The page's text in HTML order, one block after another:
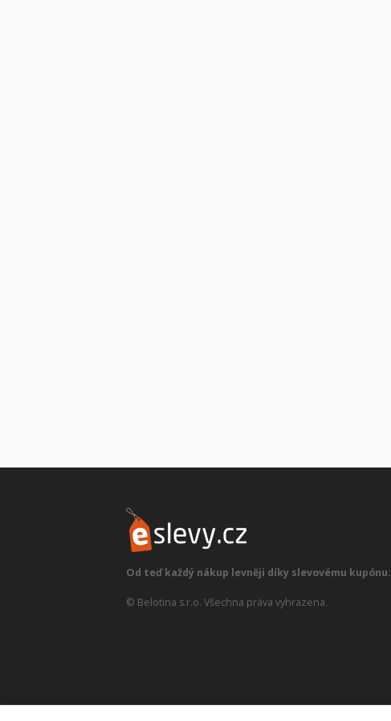
Od teď každý nákup levněji díky slevovému kupónu.
© Belotina s.r.o. Všechna práva vyhrazena.